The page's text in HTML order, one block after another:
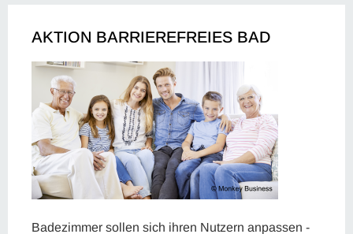
AKTION BARRIEREFREIES BAD
Badezimmer sollen sich ihren Nutzern anpassen -